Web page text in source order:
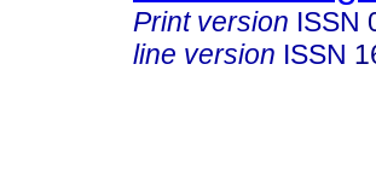
Print version ISSN
line version ISSN